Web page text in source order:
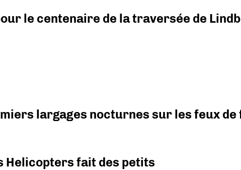
le centenaire de la traversée de
largages nocturnes sur les feux
Helicopters fait des petits